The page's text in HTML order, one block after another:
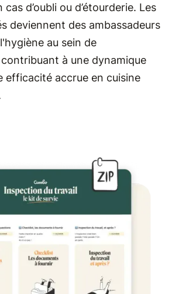
d’oubli ou d’étourderie. Les
deviennent des ambassadeurs
au sein de
à une dynamique
efficacité accrue en cuisine